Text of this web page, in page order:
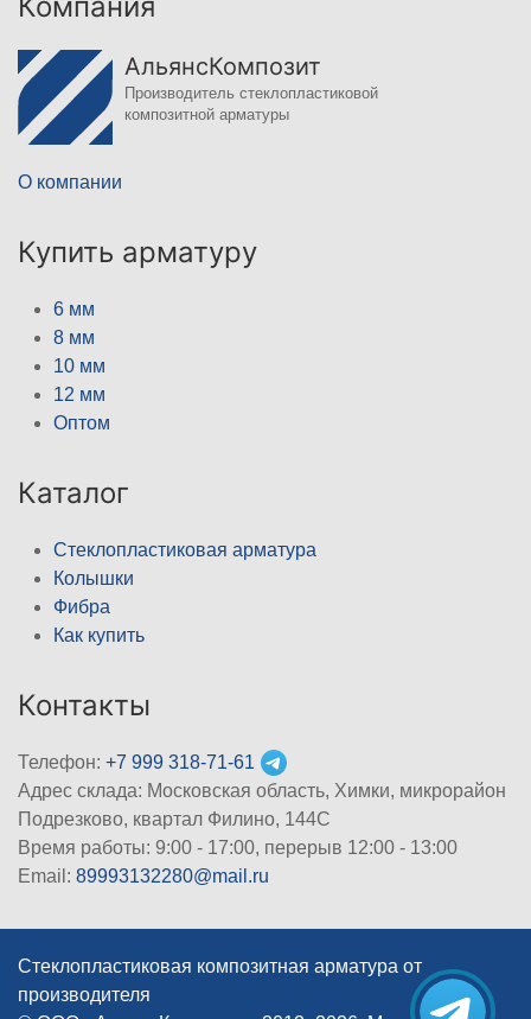
АльянсКомпозит
Производитель стеклопластиковой
композитной арматуры
О компании
Купить арматуру
6 мм
8 мм
10 мм
12 мм
Оптом
Каталог
Стеклопластиковая арматура
Колышки
Фибра
Как купить
Контакты
Телефон: +7 999 318-71-61
Адрес склада: Московская область, Химки, микрорайон
Подрезково, квартал Филино, 144С
Время работы: 9:00 - 17:00, перерыв 12:00 - 13:00
Email: 89993132280@mail.ru
Стеклопластиковая композитная арматура от
производителя